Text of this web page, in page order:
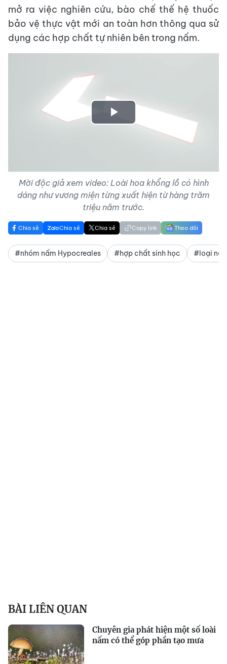
mở ra việc nghiên cứu, bào chế thế hệ thuốc
bảo vệ thực vật mới an toàn hơn thông qua sử
dụng các hợp chất tự nhiên bên trong nấm.
Play
Mời độc giả xem video: Loài hoa khổng lồ có hình
dáng như vương miện từng xuất hiện từ hàng trăm
triệu năm trước.
Chia sẻ Chia sẻ Chia sẻ Copy link Theo dõi
#nhóm nấm Hypocreales #hợp chất sinh học #loại
BÀI LIÊN QUAN
Chuyên gia phát hiện một số loài
nấm có thể góp phần tạo mưa